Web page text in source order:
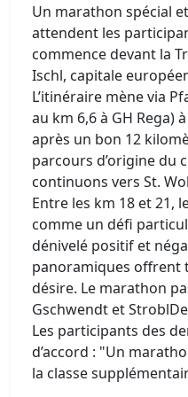
Un marathon spécial
attendent les
commence devant la
Ischl, capitale
L’itinéraire mène via
au km 6,6 à GH Rega)
après un bon 12
parcours d’origine du
continuons vers St.
Entre les km 18 et 21,
comme un défi
dénivelé positif et
panoramiques offrent
désire. Le marathon
Gschwendt et
Les participants des
d’accord : "Un
la classe